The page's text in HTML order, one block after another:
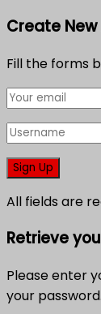
Create
Fill the forms
All fields are
Retrieve
Please enter
your password.